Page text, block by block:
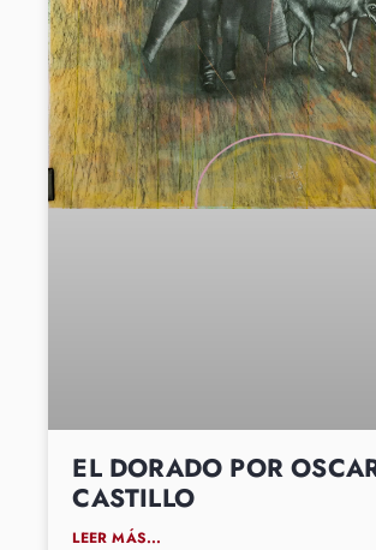
EL DORADO POR
CASTILLO
LEER MÁS...